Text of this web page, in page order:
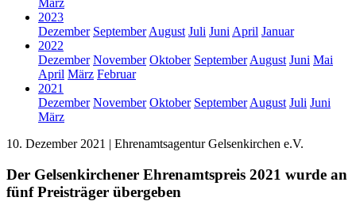
2023
Dezember September August Juli Juni April Januar
2022
Dezember November Oktober September August Juni Mai
April März Februar
2021
Dezember November Oktober September August Juli Juni
März
10. Dezember 2021 | Ehrenamtsagentur Gelsenkirchen e.V.
Der Gelsenkirchener Ehrenamtspreis 2021 wurde an
fünf Preisträger übergeben